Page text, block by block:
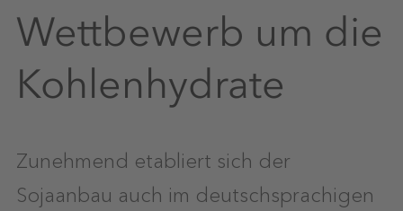
Wettbewerb um die
Kohlenhydrate
Zunehmend etabliert sich der
Sojaanbau auch im deutschsprachigen